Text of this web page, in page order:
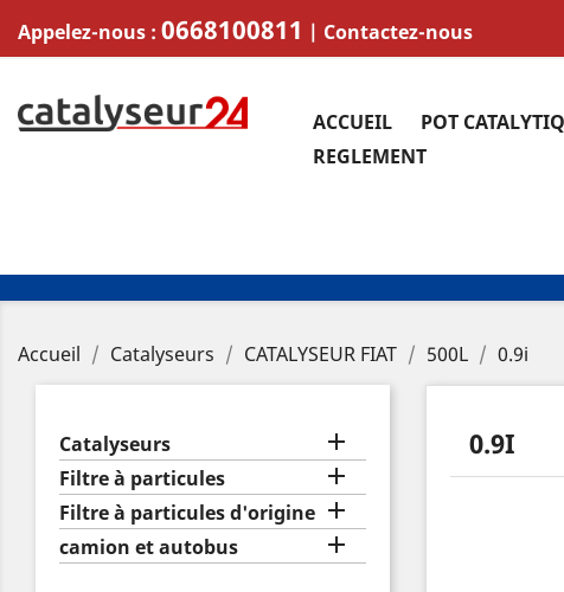
Appelez-nous : 0668100811 | Contactez-nous
ACCUEIL POT
REGLEMENT
Accueil Catalyseurs CATALYSEUR FIAT 500L 0.9i
Catalyseurs 
Filtre à particules 
Filtre à particules d'origine 
camion et autobus 
0.9I